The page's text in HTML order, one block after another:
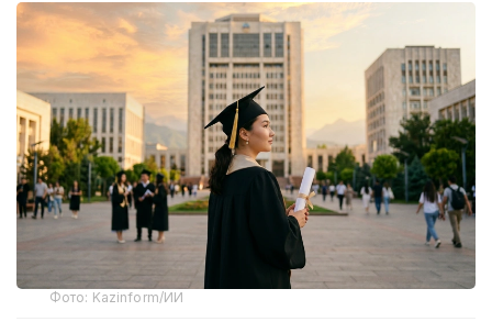
Фото: Kazinform/ИИ